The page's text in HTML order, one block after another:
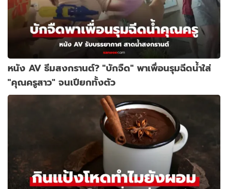
หนัง AV ธีมสงกรานต์? "บักจืด" พาเพื่อนรุมฉีดน้ำใส่
"คุณครูสาว" จนเปียกทั้งตัว